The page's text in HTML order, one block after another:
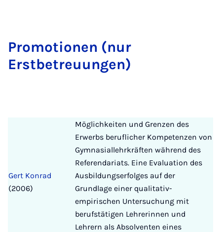
Promotionen (nur
Erstbetreuungen)
Gert Konrad
(2006)
Möglichkeiten und Grenzen des
Erwerbs beruflicher Kompetenzen von
Gymnasiallehrkräften während des
Referendariats. Eine Evaluation des
Ausbildungserfolges auf der
Grundlage einer qualitativ-
empirischen Untersuchung mit
berufstätigen Lehrerinnen und
Lehrern als Absolventen eines